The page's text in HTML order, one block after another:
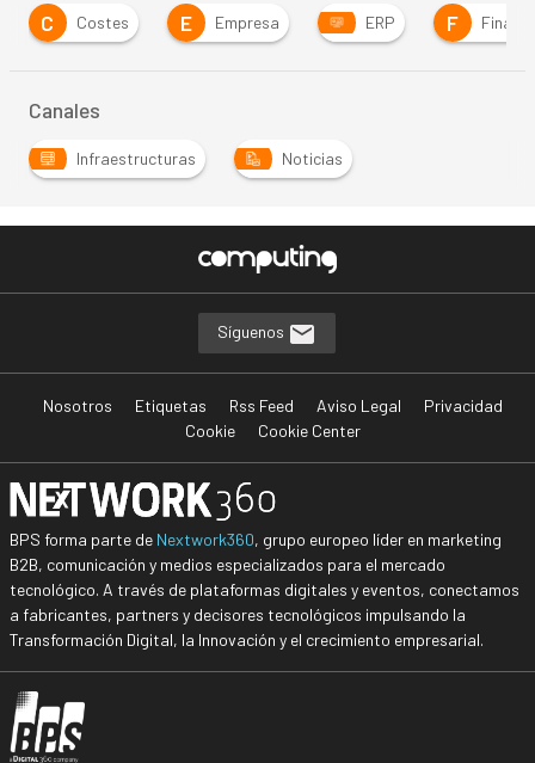
C
Costes E Empresa ERP F
Canales
Infraestructuras Noticias
Síguenos
Nosotros Etiquetas Rss Feed Aviso Legal
Privacidad
Cookie
Cookie Center
BPS forma parte de Nextwork360, grupo europeo líder en marketing
B2B, comunicación y medios especializados para el mercado
tecnológico. A través de plataformas digitales y eventos, conectamos
a fabricantes, partners y decisores tecnológicos impulsando la
Transformación Digital, la Innovación y el crecimiento empresarial.